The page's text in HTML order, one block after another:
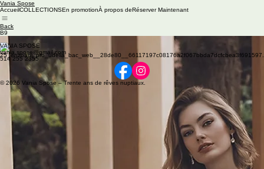
Vania Spose
AccueilCOLLECTIONSEn promotionÀ propos deRéserver Maintenant
Back
B9
Available colors: Ivory
VANIA SPOSE
vania.spose@gmail.com
514 255 2355
© 2026 Vania Spose – Trente ans de rêves nuptiaux.